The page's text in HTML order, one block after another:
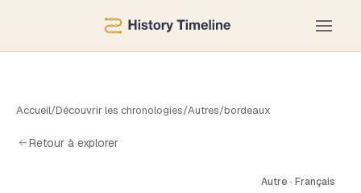
Accueil/Découvrir les chronologies/Autres/bordeaux
Retour à explorer
Autre · Français